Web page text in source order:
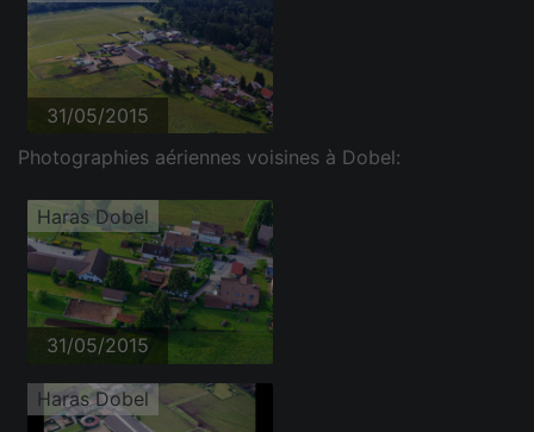
31/05/2015
Photographies aériennes voisines à Dobel:
Haras Dobel
31/05/2015
Haras Dobel